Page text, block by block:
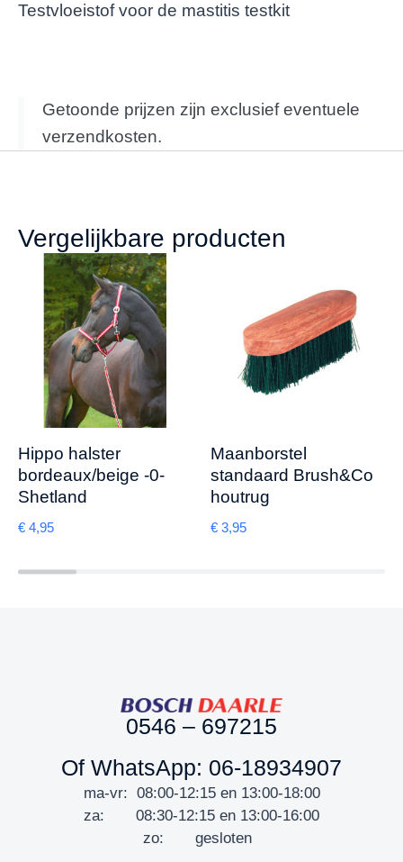
Testvloeistof voor de mastitis testkit
Getoonde prijzen zijn exclusief eventuele
verzendkosten.
Vergelijkbare producten
Hippo halster
bordeaux/beige -0-
Shetland
€ 4,95
Maanborstel
standaard Brush&Co
houtrug
€ 3,95
0546 – 697215
Of WhatsApp: 06-18934907
ma-vr: 08:00-12:15 en 13:00-18:00
za: 08:30-12:15 en 13:00-16:00
zo: gesloten